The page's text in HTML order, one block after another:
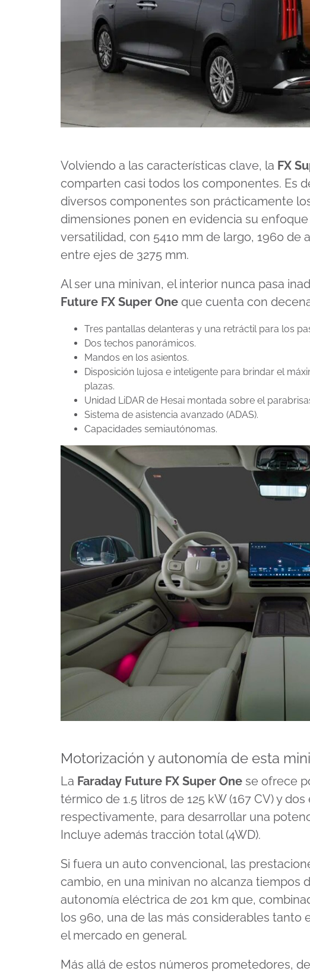
Volviendo a las características clave, la FX
comparten casi todos los componentes. Es
diversos componentes son prácticamente
dimensiones ponen en evidencia su
versatilidad, con 5410 mm de largo, 1960 de
entre ejes de 3275 mm.
Al ser una minivan, el interior nunca pasa
Future FX Super One que cuenta con
Tres pantallas delanteras y una retráctil para los
Dos techos panorámicos.
Mandos en los asientos.
Disposición lujosa e inteligente para brindar el
plazas.
Unidad LiDAR de Hesai montada sobre el
Sistema de asistencia avanzado (ADAS).
Capacidades semiautónomas.
Motorización y autonomía de esta
La Faraday Future FX Super One se ofrece
térmico de 1.5 litros de 125 kW (167 CV) y
respectivamente, para desarrollar una
Incluye además tracción total (4WD).
Si fuera un auto convencional, las
cambio, en una minivan no alcanza tiempos
autonomía eléctrica de 201 km que,
los 960, una de las más considerables tanto
el mercado en general.
Más allá de estos números prometedores,